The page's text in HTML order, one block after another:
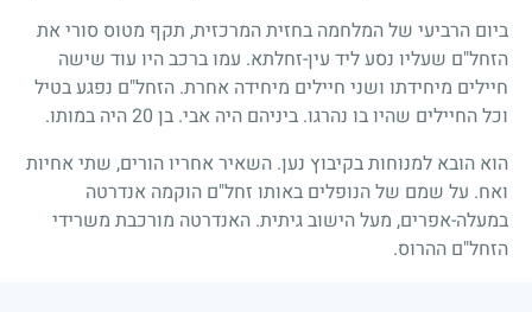
ביום הרביעי של המלחמה בחזית המרכזית, תקף מטוס סורי את
הזחל"ם שעליו נסע ליד עין-זחלתא. עמו ברכב היו עוד שישה
חיילים מיחידתו ושני חיילים מיחידה אחרת. הזחל"ם נפגע בטיל
וכל החיילים שהיו בו נהרגו. ביניהם היה אבי. בן 20היה במותו.
הוא הובא למנוחות בקיבוץ נען. השאיר אחריו הורים, שתי אחיות
ואח. על שמם של הנופלים באותו זחל"ם הוקמה אנדרטה
במעלה-אפרים, מעל הישוב גיתית. האנדרטה מורכבת משרידי
הזחל"ם ההרוס.